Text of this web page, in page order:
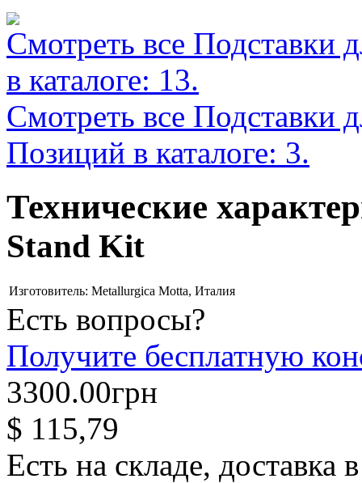
Смотреть все Подставки
в каталоге: 13.
Смотреть все Подставки
Позиций в каталоге: 3.
Технические
Stand Kit
Изготовитель: Metallurgica Motta, Италия
Есть вопросы?
Получите бесплатную
3300.00грн
$ 115,79
Есть на складе, доставка